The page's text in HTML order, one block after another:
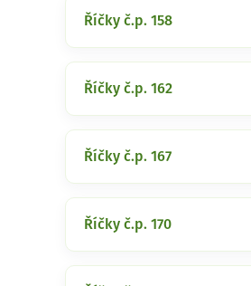
Říčky č.p. 158
Říčky č.p. 162
Říčky č.p. 167
Říčky č.p. 170